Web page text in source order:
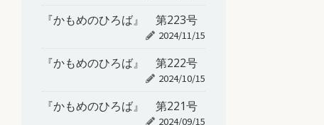
『かもめのひろば』 第223号
2024/11/15
『かもめのひろば』 第222号
2024/10/15
『かもめのひろば』 第221号
2024/09/15